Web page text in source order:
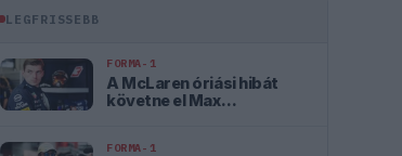
LEGFRISSEBB
FORMA-1
A McLaren óriási hibát
követne el Max
FORMA-1